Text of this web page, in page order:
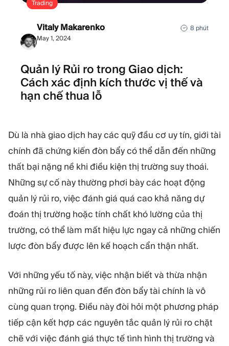
Trading
Vitaly Makarenko
May 1, 2024
8 phút
Quản lý Rủi ro trong Giao dịch:
Cách xác định kích thước vị thế và
hạn chế thua lỗ
Dù là nhà giao dịch hay các quỹ đầu cơ uy tín, giới tài
chính đã chứng kiến đòn bẩy có thể dẫn đến những
thất bại nặng nề khi điều kiện thị trường suy thoái.
Những sự cố này thường phơi bày các hoạt động
quản lý rủi ro, việc đánh giá quá cao khả năng dự
đoán thị trường hoặc tính chất khó lường của thị
trường, có thể làm mất hiệu lực ngay cả những chiến
lược đòn bẩy được lên kế hoạch cẩn thận nhất.
Với những yếu tố này, việc nhận biết và thừa nhận
những rủi ro liên quan đến đòn bẩy tài chính là vô
cùng quan trọng. Điều này đòi hỏi một phương pháp
tiếp cận kết hợp các nguyên tắc quản lý rủi ro chặt
chẽ với việc đánh giá thực tế tình hình thị trường và